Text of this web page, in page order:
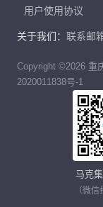
用户使用协议
关于我们： 联系邮
Copyright ©2026 重
2020011838号-1
马克
（微信